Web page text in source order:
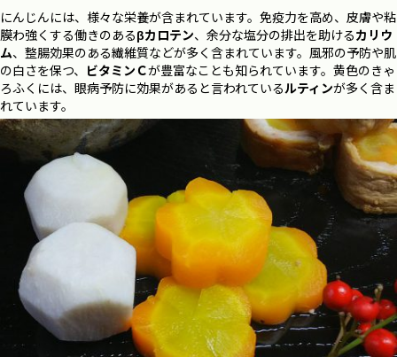
にんじんには、様々な栄養が含まれています。免疫力を高め、皮膚や粘
膜わ強くする働きのあるβカロテン、余分な塩分の排出を助けるカリウ
ム、整腸効果のある繊維質などが多く含まれています。風邪の予防や肌
の白さを保つ、 ビタミンＣが豊富なことも知られています。黄色のきゃ
ろふくには、眼病予防に効果があると言われているルティンが多く含ま
れています。